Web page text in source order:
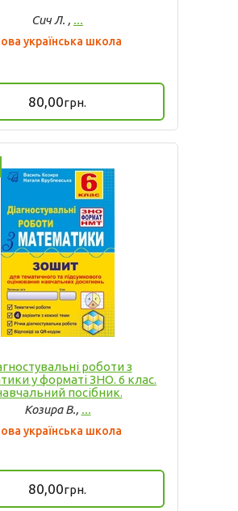
Сич Л. , ...
українська школа
80,00грн.
роботи з
у форматі ЗНО. 6 клас.
посібник.
Козира В., ...
українська школа
80,00грн.